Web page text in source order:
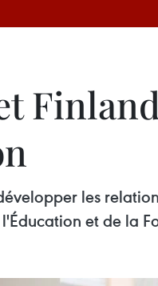
les
et de la